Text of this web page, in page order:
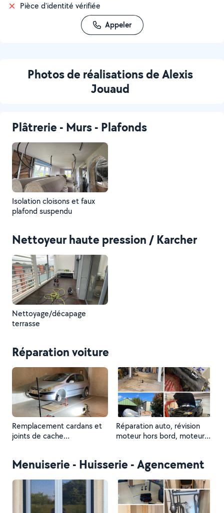
Pièce d'identité vérifiée
Appeler
Photos de réalisations de Alexis
Jouaud
Plâtrerie - Murs - Plafonds
Isolation cloisons et faux
plafond suspendu
Nettoyeur haute pression / Karcher
Nettoyage/décapage
terrasse
Réparation voiture
Remplacement cardans et
joints de cache
Réparation auto, révision
moteur hors bord, moteur
Menuiserie - Huisserie - Agencement